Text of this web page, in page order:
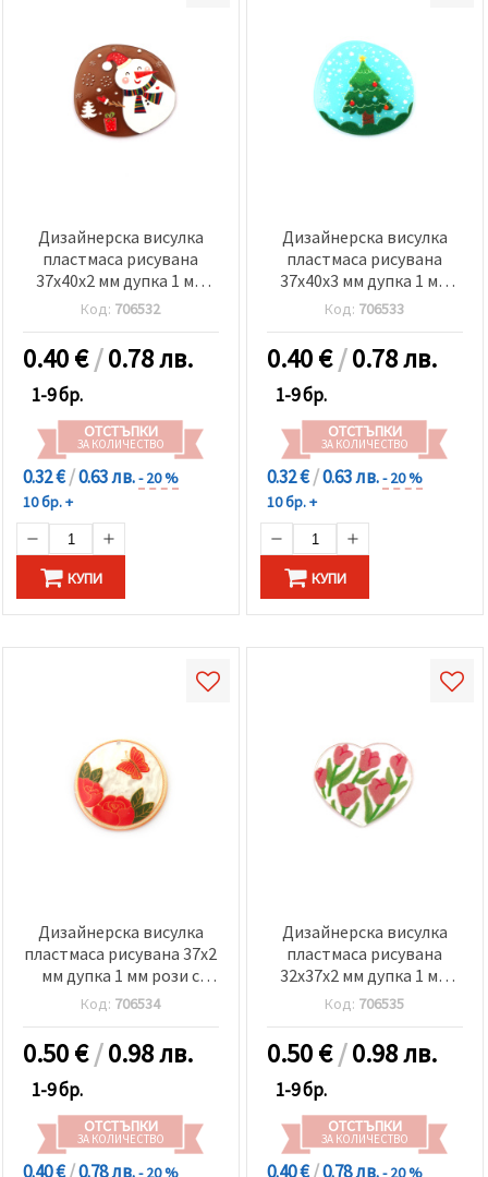
Дизайнерска висулка
пластмаса рисувана
37x40x2 мм дупка 1 мм
снежен човек
Код: 706532
0.40€/0.78 лв.
1-9 бр.
ОТСТЪПКИ
ЗА КОЛИЧЕСТВО
0.32 €/0.63 лв.- 20 %
10 бр. +
КУПИ
Дизайнерска висулка
пластмаса рисувана
37x40x3 мм дупка 1 мм
елха
Код: 706533
0.40€/0.78 лв.
1-9 бр.
ОТСТЪПКИ
ЗА КОЛИЧЕСТВО
0.32 €/0.63 лв.- 20 %
10 бр. +
КУПИ
Дизайнерска висулка
пластмаса рисувана 37x2
мм дупка 1 мм рози с
пеперуда
Код: 706534
0.50€/0.98 лв.
1-9 бр.
ОТСТЪПКИ
ЗА КОЛИЧЕСТВО
0.40 €/0.78 лв.- 20 %
Дизайнерска висулка
пластмаса рисувана
32x37x2 мм дупка 1 мм
лалета
Код: 706535
0.50€/0.98 лв.
1-9 бр.
ОТСТЪПКИ
ЗА КОЛИЧЕСТВО
0.40 €/0.78 лв.- 20 %